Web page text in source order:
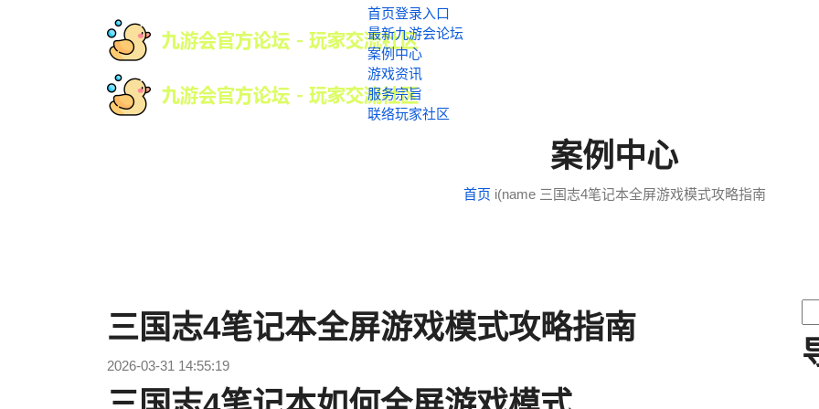
首页登录入口
最新九游会论坛
案例中心
游戏资讯
服务宗旨
联络玩家社区
案例中心
首页 i(name 三国志4笔记本全屏游戏模式攻略指南
三国志4笔记本全屏游戏模式攻略指南
2026-03-31 14:55:19